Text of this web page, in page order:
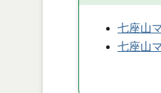
七座山
七座山